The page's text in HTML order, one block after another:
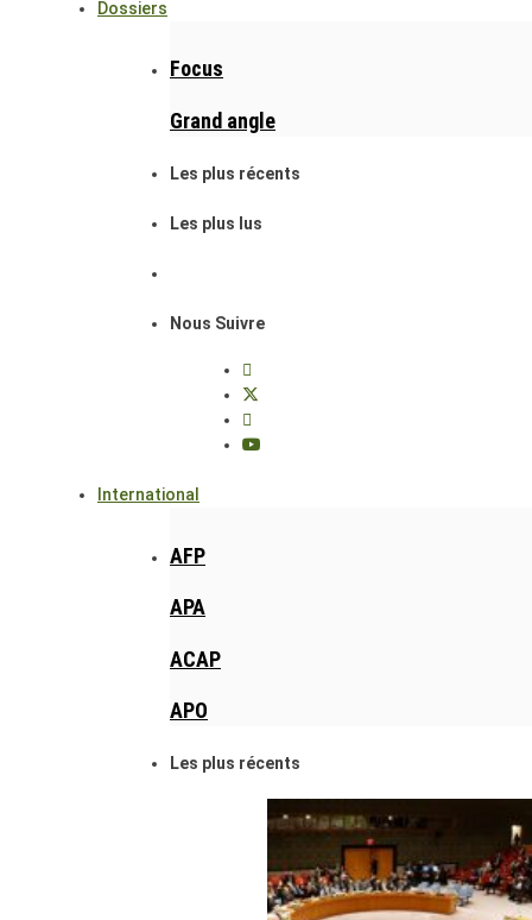
Dossiers
Focus
Grand angle
Les plus récents
Les plus lus
Nous Suivre
International
AFP
APA
ACAP
APO
Les plus récents